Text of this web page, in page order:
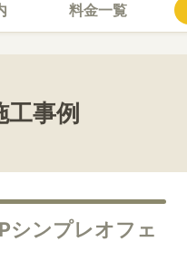
料金一覧
事例
シンプレオフェ